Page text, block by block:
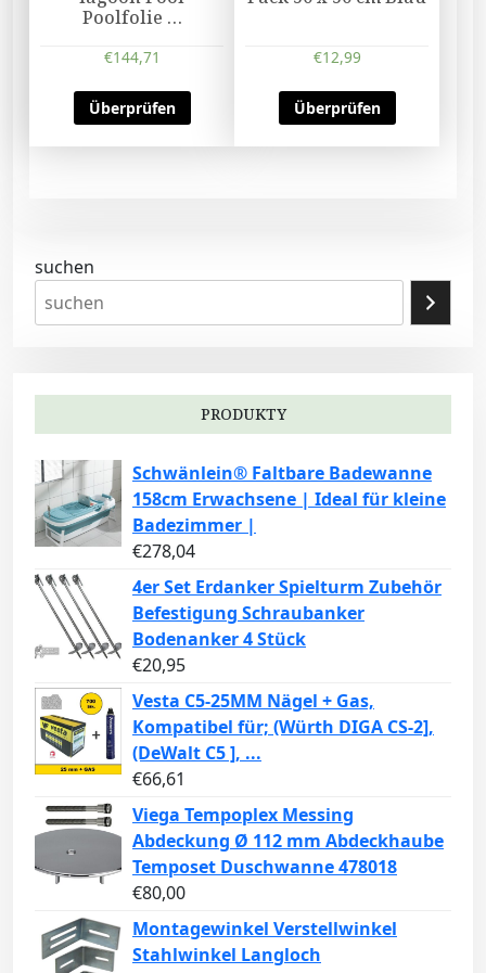
Poolfolie …
€144,71
Überprüfen
€12,99
Überprüfen
suchen
PRODUKTY
Schwänlein® Faltbare Badewanne
158cm Erwachsene | Ideal für kleine
Badezimmer |
€278,04
4er Set Erdanker Spielturm Zubehör
Befestigung Schraubanker
Bodenanker 4 Stück
€20,95
Vesta C5-25MM Nägel + Gas,
Kompatibel für; (Würth DIGA CS-2],
(DeWalt C5 ], ...
€66,61
Viega Tempoplex Messing
Abdeckung Ø 112 mm Abdeckhaube
Temposet Duschwanne 478018
€80,00
Montagewinkel Verstellwinkel
Stahlwinkel Langloch